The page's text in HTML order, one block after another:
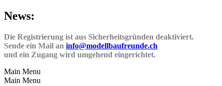
News:
Die Registrierung ist aus Sicherheitsgründen deaktiviert.
Sende ein Mail an info@modellbaufreunde.ch
und ein Zugang wird umgehend eingerichtet.
Main Menu
Main Menu